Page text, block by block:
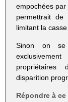
empochées
permettrait de
limitant la casse
Sinon on se
propriétaires
disparition
Répondre à